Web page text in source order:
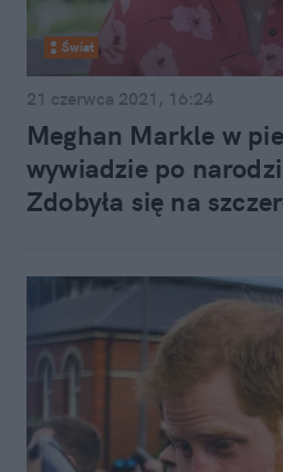
Świat
21 czerwca 2021, 16:24
Meghan Markle w
wywiadzie po
Zdobyła się na